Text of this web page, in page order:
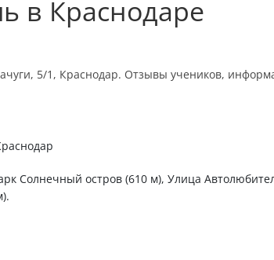
в Краснодаре
5/1, Краснодар. Отзывы учеников,
Солнечный остров (610 м), Улица